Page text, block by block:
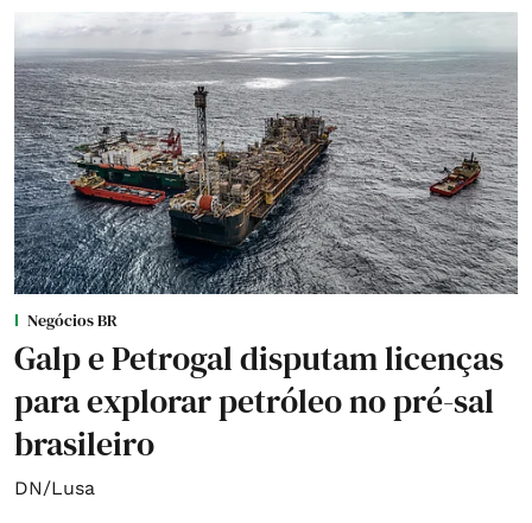
Negócios BR
Galp e Petrogal disputam licenças
para explorar petróleo no pré-sal
brasileiro
DN/Lusa